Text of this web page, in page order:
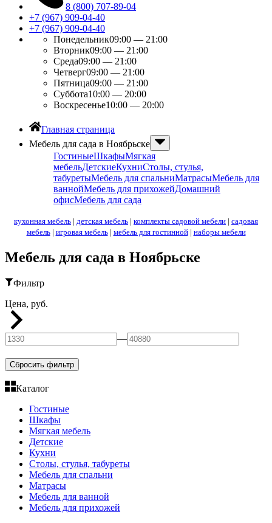
8 (800) 707-89-04
+7 (967) 909-04-40
+7 (967) 909-04-40
Понедельник09:00 — 21:00
Вторник09:00 — 21:00
Среда09:00 — 21:00
Четверг09:00 — 21:00
Пятница09:00 — 21:00
Суббота10:00 — 20:00
Воскресенье10:00 — 20:00
Главная страница
Мебель для сада в Ноябрьске
ГостиныеШкафыМягкая
мебельДетскиеКухниСтолы, стулья,
табуретыМебель для спальниМатрасыМебель для
ваннойМебель для прихожейДомашний
офисМебель для сада
кухонная мебель | детская мебель | комплекты садовой мебели | садовая
мебель| игровая мебель| мебель для гостинной| наборы мебели
Мебель для сада в Ноябрьске
Фильтр
Цена, руб.
—
Сбросить фильтр
Каталог
Гостиные
Шкафы
Мягкая мебель
Детские
Кухни
Столы, стулья, табуреты
Мебель для спальни
Матрасы
Мебель для ванной
Мебель для прихожей